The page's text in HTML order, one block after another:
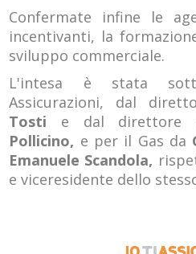
Confermate infine le
incentivanti, la
sviluppo commerciale.
L'intesa è stata
Assicurazioni, dal
Tosti e dal direttore
Pollicino, e per il Gas da
Emanuele Scandola,
e viceresidente dello